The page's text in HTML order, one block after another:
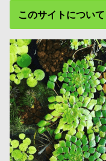
このサイトについて